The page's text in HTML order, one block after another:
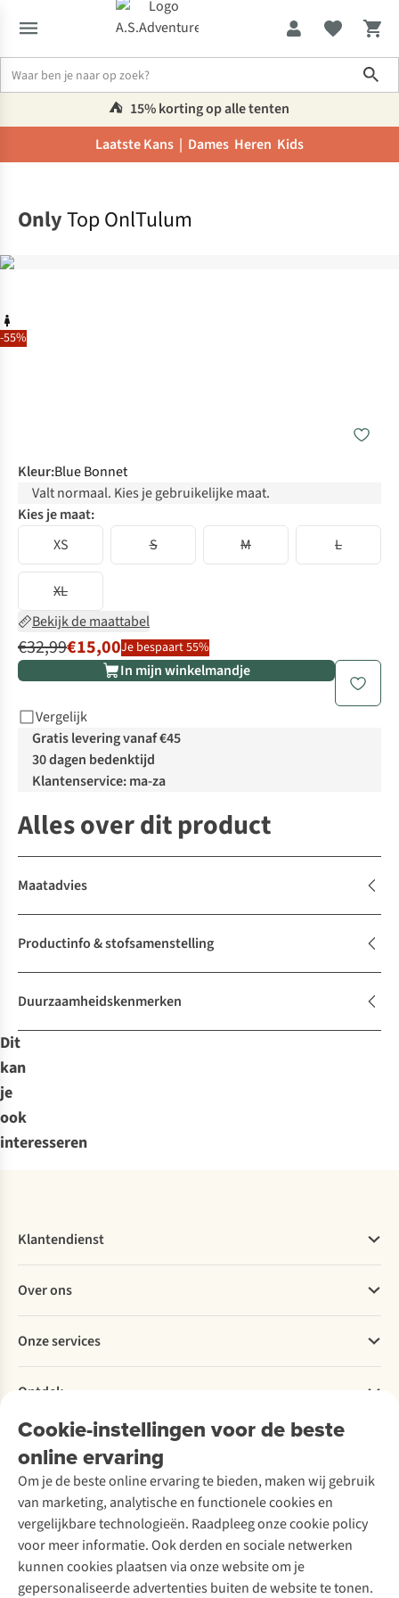
⛺️ 15% korting op alle tenten
Laatste Kans | Dames Heren Kids
-55%
OnlyTop OnlTulum
Kleur:Blue Bonnet
Valt normaal. Kies je gebruikelijke maat.
Kies je maat:
XS
S M L
XL
Bekijk de maattabel
€32,99€15,00Je bespaart 55%
In mijn winkelmandje
Vergelijk
Gratis levering vanaf €45
30 dagen bedenktijd
Klantenservice: ma-za
Alles over dit product
Maatadvies
Productinfo & stofsamenstelling
Duurzaamheidskenmerken
Dit
kan
je
ook
interesseren
Cookie-instellingen voor de beste
online ervaring
Om je de beste online ervaring te bieden, maken wij gebruik
van marketing, analytische en functionele cookies en
vergelijkbare technologieën. Raadpleeg onze cookie policy
voor meer informatie. Ook derden en sociale netwerken
kunnen cookies plaatsen via onze website om je
gepersonaliseerde advertenties buiten de website te tonen.
Klantendienst
Bestellen
Betalen
Levering
Retourneren
Bestelling herroepen
Garantie
Contact
Over ons
Explore More
Verantwoord ondernemen
Over Ayacucho
Onze winkels
Over A.S.Adventure
Toegankelijkheidsverklaring
Onze services
Ski-onderhoud
Wasservice
Schoenonderhoud
Schoenherstelling
Kledingherstelling
Retouches
Voor bedrijven
Ontdek
A.S.Magazine
Podcast
Explore Academy
Explore Camp
Gear Check
Inspiratie & advies
Meld je aan voor de nieuwsbrief
Follow us